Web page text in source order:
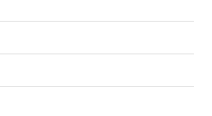
वर्ष तक के बच्चों को निःशुल्क दी